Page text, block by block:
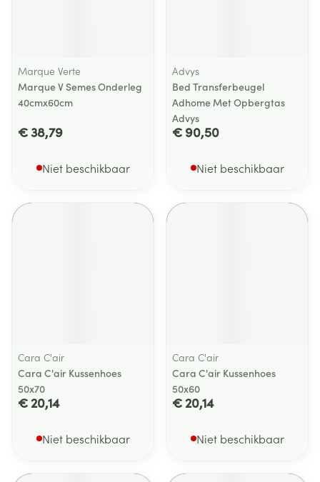
Marque Verte
Marque V Semes Onderleg
40cmx60cm
€ 38,79
Niet beschikbaar
Advys
Bed Transferbeugel
Adhome Met Opbergtas
Advys
€ 90,50
Niet beschikbaar
Cara C'air
Cara C'air Kussenhoes
50x70
€ 20,14
Niet beschikbaar
Cara C'air
Cara C'air Kussenhoes
50x60
€ 20,14
Niet beschikbaar